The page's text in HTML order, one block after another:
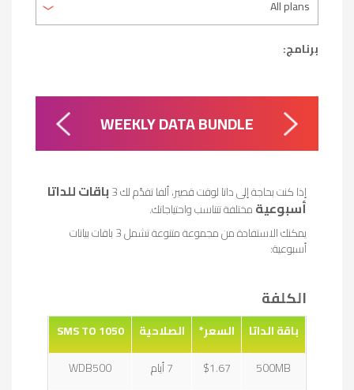
برنامج:
WEEKLY DATA BUNDLE
إذا كنت بحاجة إلى داتا لوقت قصير، ألفا تقدّم لك 3 باقات للداتا
أسبوعيةمختلفة تتناسب واحتياجاتك.
يمكنك الاستفادة من مجموعة متنوعة تشمل 3 باقات بيانات
أسبوعية:
الكلفة
باقة الداتا السعر* الصلاحية
SMS TO 1050
500MB
$1.67 7 أيام
WDB500